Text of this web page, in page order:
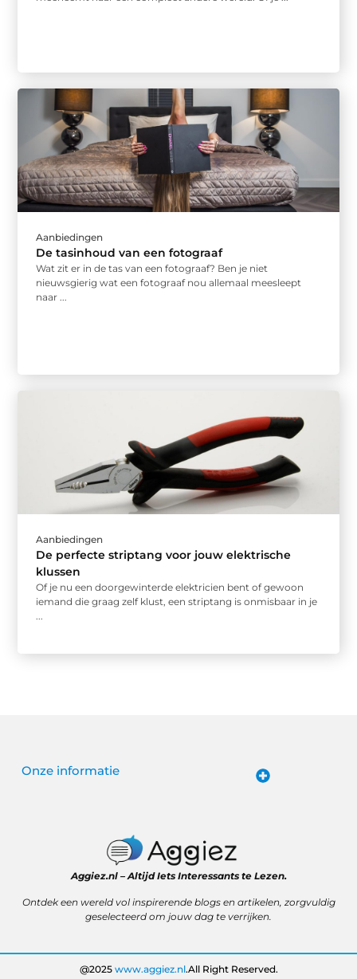
Aanbiedingen
De tasinhoud van een fotograaf
Wat zit er in de tas van een fotograaf? Ben je niet
nieuwsgierig wat een fotograaf nou allemaal meesleept
naar ...
Aanbiedingen
De perfecte striptang voor jouw elektrische
klussen
Of je nu een doorgewinterde elektricien bent of gewoon
iemand die graag zelf klust, een striptang is onmisbaar in je
...
Aggiez.nl – Altijd Iets Interessants te Lezen.
Ontdek een wereld vol inspirerende blogs en artikelen, zorgvuldig
geselecteerd om jouw dag te verrijken.
@2025 www.aggiez.nl.All Right Reserved.
Onze informatie